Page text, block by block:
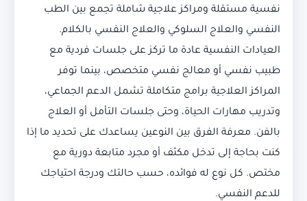
نفسية مستقلة ومراكز علاجية شاملة تجمع بين الطب
النفسي والعلاج السلوكي والعلاج النفسي بالكلام.
العيادات النفسية عادة ما تركز على جلسات فردية مع
طبيب نفسي أو معالج نفسي متخصص، بينما توفر
المراكز العلاجية برامج متكاملة تشمل الدعم الجماعي،
وتدريب مهارات الحياة، وحتى جلسات التأمل أو العلاج
بالفن. معرفة الفرق بين النوعين يساعدك على تحديد ما إذا
كنت بحاجة إلى تدخل مكثف أو مجرد متابعة دورية مع
مختص. كل نوع له فوائده، حسب حالتك ودرجة احتياجك
للدعم النفسي.